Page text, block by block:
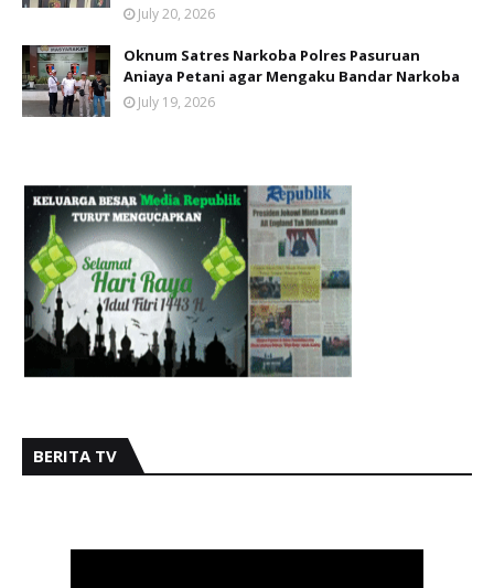
July 20, 2026
Oknum Satres Narkoba Polres Pasuruan
Aniaya Petani agar Mengaku Bandar Narkoba
July 19, 2026
BERITA TV